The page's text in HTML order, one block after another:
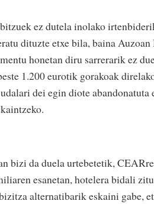
ez dutela inolako
dituzte etxe bila, baina
honetan diru sarrerarik ez
1.200 eurotik gorakoak
dei egin diote abandonatuta
bizi da duela urtebetetik,
esanetan, hotelera bidali
alternatibarik eskaini gabe,